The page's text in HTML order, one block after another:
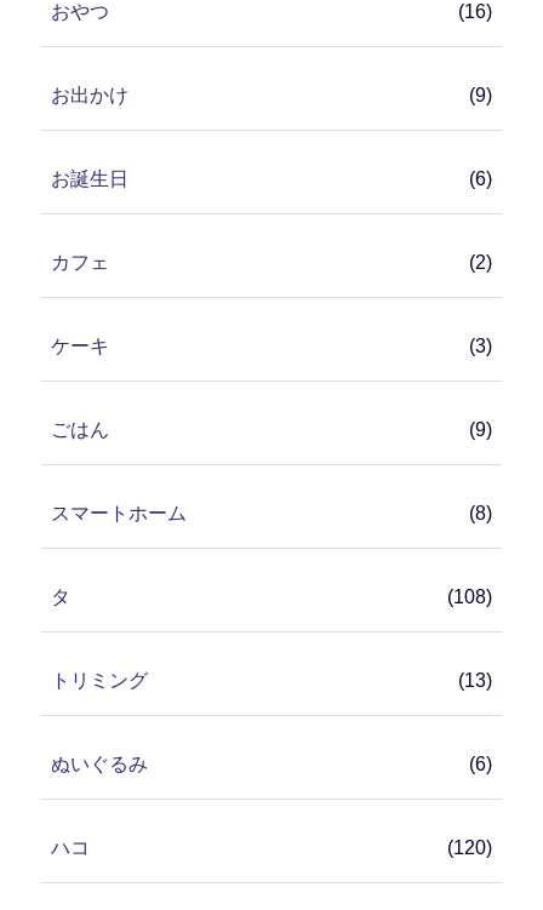
おやつ (16)
お出かけ (9)
お誕生日 (6)
カフェ (2)
ケーキ (3)
ごはん (9)
スマートホーム (8)
タ (108)
トリミング (13)
ぬいぐるみ (6)
ハコ (120)